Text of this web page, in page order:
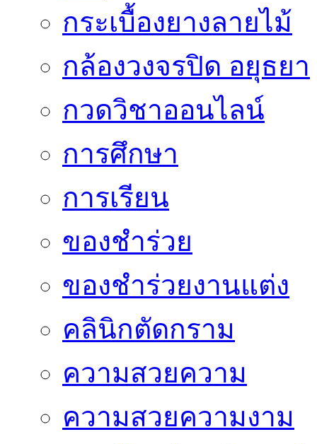
กระเบื้องยางลายไม้
กล้องวงจรปิด อยุธยา
กวดวิชาออนไลน์
การศึกษา
การเรียน
ของชำร่วย
ของชำร่วยงานแต่ง
คลินิกตัดกราม
ความสวยความ
ความสวยความงาม